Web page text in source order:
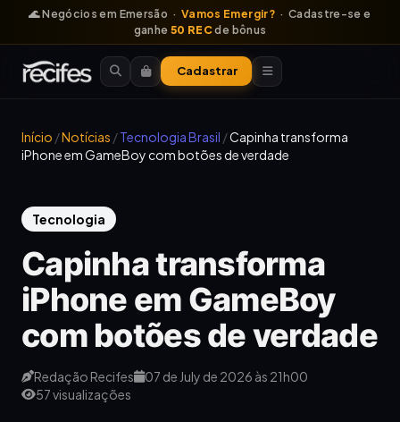
🌊 Negócios em Emersão · Vamos Emergir? · Cadastre-se e
ganhe50 RECde bônus
Cadastrar
Início /Notícias /Tecnologia Brasil /Capinha transforma
iPhone em GameBoy com botões de verdade
Tecnologia
Capinha transforma
iPhone em GameBoy
com botões de verdade
Redação Recifes
07 de July de 2026 às 21h00
57 visualizações